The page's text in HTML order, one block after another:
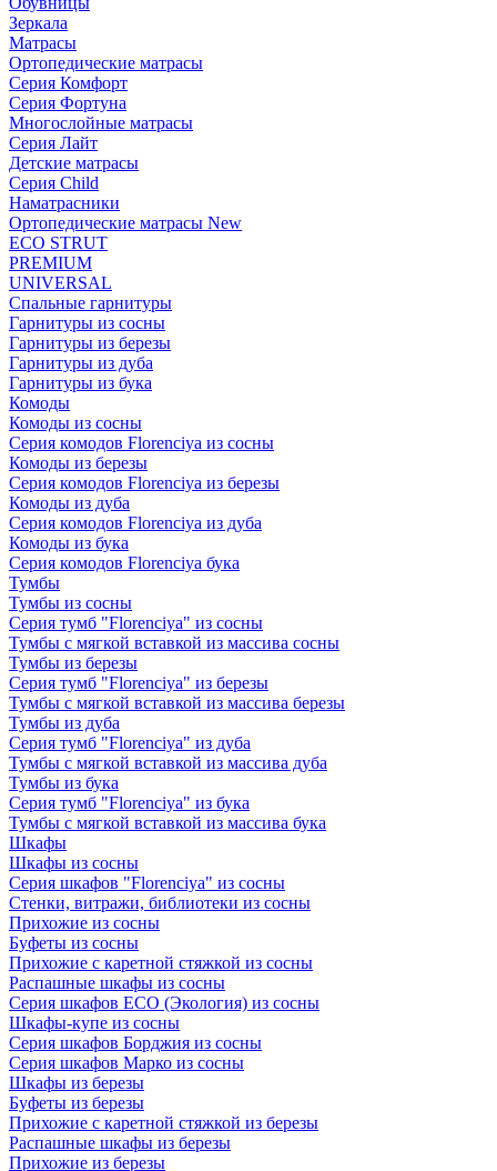
Зеркала
Матрасы
Ортопедические матрасы
Серия Комфорт
Серия Фортуна
Многослойные матрасы
Серия Лайт
Детские матрасы
Серия Child
Наматрасники
Ортопедические матрасы New
ECO STRUT
PREMIUM
UNIVERSAL
Спальные гарнитуры
Гарнитуры из сосны
Гарнитуры из березы
Гарнитуры из дуба
Гарнитуры из бука
Комоды
Комоды из сосны
Серия комодов Florenciya из сосны
Комоды из березы
Серия комодов Florenciya из березы
Комоды из дуба
Серия комодов Florenciya из дуба
Комоды из бука
Серия комодов Florenciya бука
Тумбы
Тумбы из сосны
Серия тумб "Florenciya" из сосны
Тумбы с мягкой вставкой из массива сосны
Тумбы из березы
Серия тумб "Florenciya" из березы
Тумбы с мягкой вставкой из массива березы
Тумбы из дуба
Серия тумб "Florenciya" из дуба
Тумбы с мягкой вставкой из массива дуба
Тумбы из бука
Серия тумб "Florenciya" из бука
Тумбы с мягкой вставкой из массива бука
Шкафы
Шкафы из сосны
Серия шкафов "Florenciya" из сосны
Стенки, витражи, библиотеки из сосны
Прихожие из сосны
Буфеты из сосны
Прихожие с каретной стяжкой из сосны
Распашные шкафы из сосны
Серия шкафов ECO (Экология) из сосны
Шкафы-купе из сосны
Серия шкафов Борджия из сосны
Серия шкафов Марко из сосны
Шкафы из березы
Буфеты из березы
Прихожие с каретной стяжкой из березы
Распашные шкафы из березы
Прихожие из березы